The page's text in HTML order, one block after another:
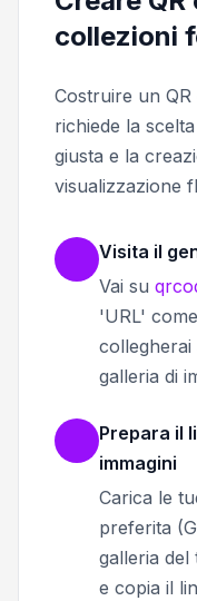
collezioni
Costruire un
richiede la
giusta e la
visualizzazione
Visita il
Vai su
'URL'
collegherai
galleria di
Prepara il
immagini
Carica le
preferita
galleria del
e copia il